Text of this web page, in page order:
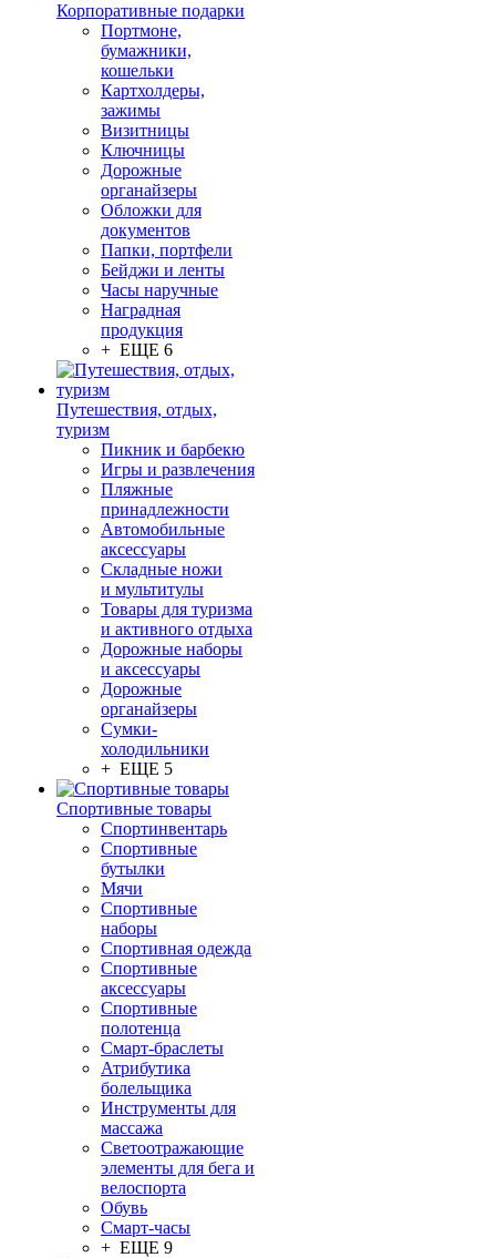
Корпоративные подарки
Портмоне,
бумажники,
кошельки
Картхолдеры,
зажимы
Визитницы
Ключницы
Дорожные
органайзеры
Обложки для
документов
Папки, портфели
Бейджи и ленты
Часы наручные
Наградная
продукция
+ ЕЩЕ 6
Путешествия, отдых,
туризм
Пикник и барбекю
Игры и развлечения
Пляжные
принадлежности
Автомобильные
аксессуары
Складные ножи
и мультитулы
Товары для туризма
и активного отдыха
Дорожные наборы
и аксессуары
Дорожные
органайзеры
Сумки-
холодильники
+ ЕЩЕ 5
Спортивные товары
Спортинвентарь
Спортивные
бутылки
Мячи
Спортивные
наборы
Спортивная одежда
Спортивные
аксессуары
Спортивные
полотенца
Смарт-браслеты
Атрибутика
болельщика
Инструменты для
массажа
Светоотражающие
элементы для бега и
велоспорта
Обувь
Смарт-часы
+ ЕЩЕ 9